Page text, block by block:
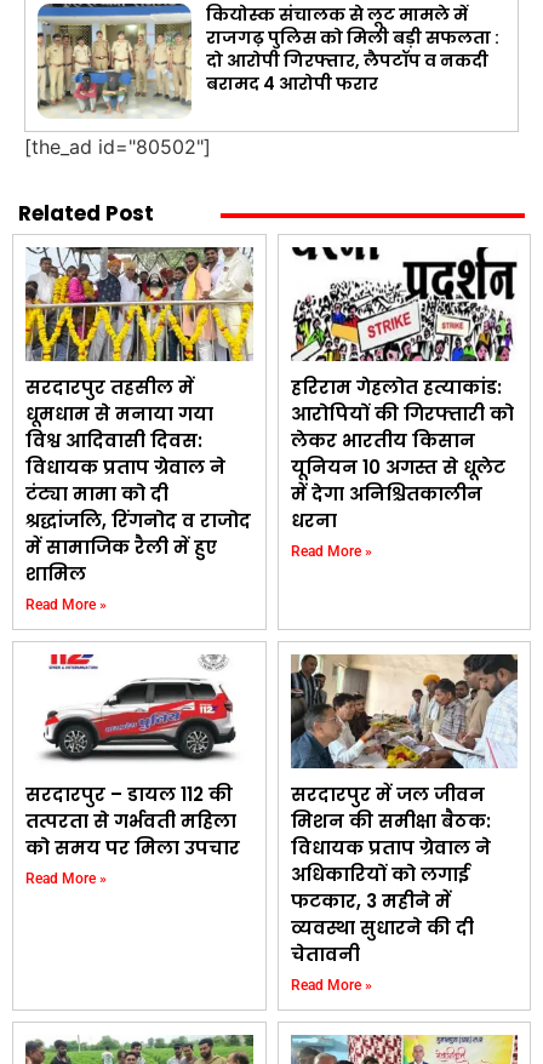
कियोस्क संचालक से लूट मामले में
राजगढ़ पुलिस को मिली बड़ी सफलता :
दो आरोपी गिरफ्तार, लैपटॉप व नकदी
बरामद 4 आरोपी फरार
[the_ad id="80502"]
Related Post
सरदारपुर तहसील में
धूमधाम से मनाया गया
विश्व आदिवासी दिवस:
विधायक प्रताप ग्रेवाल ने
टंट्या मामा को दी
श्रद्धांजलि, रिंगनोद व राजोद
में सामाजिक रैली में हुए
शामिल
Read More »
हरिराम गेहलोत हत्याकांड:
आरोपियों की गिरफ्तारी को
लेकर भारतीय किसान
यूनियन 10 अगस्त से धूलेट
में देगा अनिश्चितकालीन
धरना
Read More »
सरदारपुर – डायल 112 की
तत्परता से गर्भवती महिला
को समय पर मिला उपचार
Read More »
सरदारपुर में जल जीवन
मिशन की समीक्षा बैठक:
विधायक प्रताप ग्रेवाल ने
अधिकारियों को लगाई
फटकार, 3 महीने में
व्यवस्था सुधारने की दी
चेतावनी
Read More »